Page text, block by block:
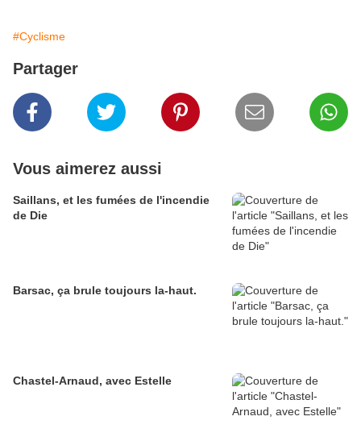
#Cyclisme
Partager
Vous aimerez aussi
Saillans, et les fumées de l'incendie
de Die
Barsac, ça brule toujours la-haut.
Chastel-Arnaud, avec Estelle